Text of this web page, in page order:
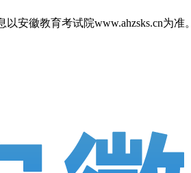
安徽教育考试院www.ahzsks.cn为准。